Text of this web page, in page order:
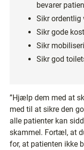
bevarer
Sikr
Sikr gode
Sikr
Sikr god
”Hjælp dem med at
med til at sikre den
alle patienter kan
skammel. Fortæl, at
for, at patienten ikke